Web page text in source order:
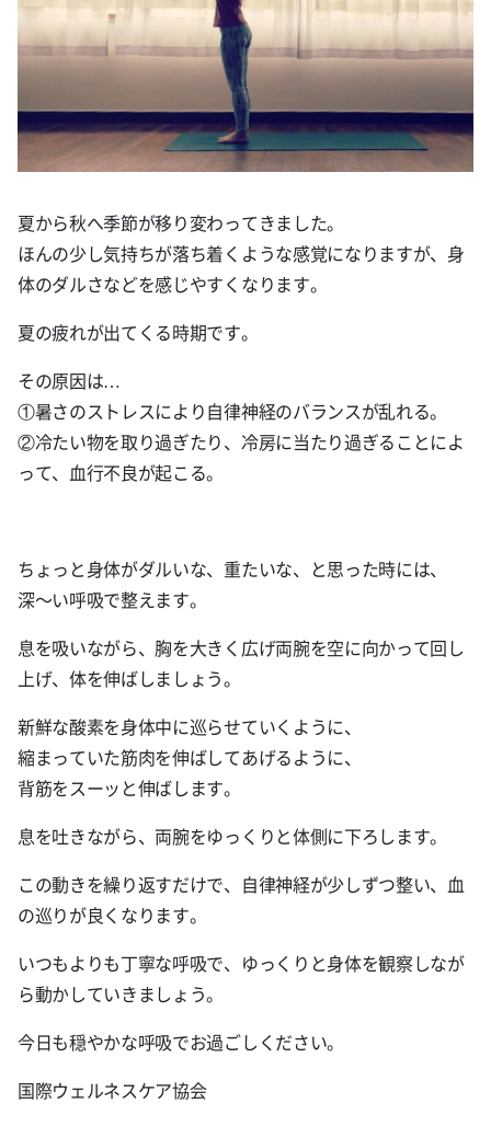
夏から秋へ季節が移り変わってきました。
ほんの少し気持ちが落ち着くような感覚になりますが、身
体のダルさなどを感じやすくなります。
夏の疲れが出てくる時期です。
その原因は…
①暑さのストレスにより自律神経のバランスが乱れる。
②冷たい物を取り過ぎたり、冷房に当たり過ぎることによ
って、血行不良が起こる。
ちょっと身体がダルいな、重たいな、と思った時には、
深〜い呼吸で整えます。
息を吸いながら、胸を大きく広げ両腕を空に向かって回し
上げ、体を伸ばしましょう。
新鮮な酸素を身体中に巡らせていくように、
縮まっていた筋肉を伸ばしてあげるように、
背筋をスーッと伸ばします。
息を吐きながら、両腕をゆっくりと体側に下ろします。
この動きを繰り返すだけで、自律神経が少しずつ整い、血
の巡りが良くなります。
いつもよりも丁寧な呼吸で、ゆっくりと身体を観察しなが
ら動かしていきましょう。
今日も穏やかな呼吸でお過ごしください。
国際ウェルネスケア協会